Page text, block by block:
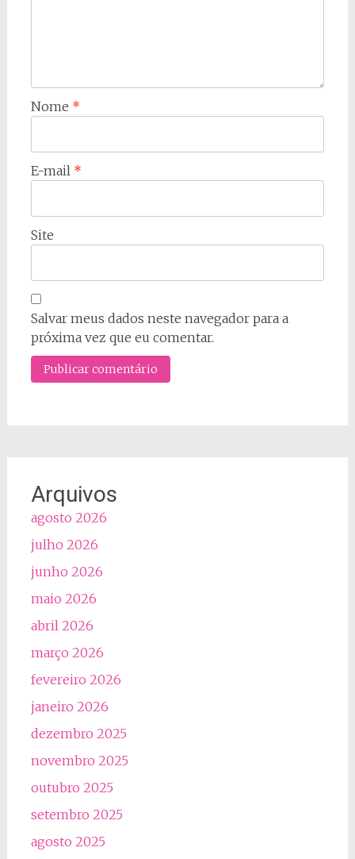
Nome *
E-mail *
Site
Salvar meus dados neste navegador para a
próxima vez que eu comentar.
Arquivos
agosto 2026
julho 2026
junho 2026
maio 2026
abril 2026
março 2026
fevereiro 2026
janeiro 2026
dezembro 2025
novembro 2025
outubro 2025
setembro 2025
agosto 2025